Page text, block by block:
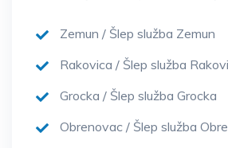
Zemun / Šlep služba Zemun
Rakovica / Šlep služba
Grocka / Šlep služba Grocka
Obrenovac / Šlep služba